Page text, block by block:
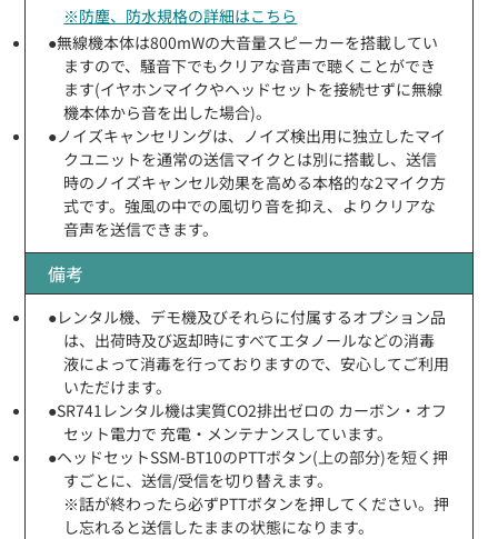
※防塵、防水規格の詳細はこちら
●無線機本体は800mWの大音量スピーカーを搭載してい
ますので、騒音下でもクリアな音声で聴くことができ
ます(イヤホンマイクやヘッドセットを接続せずに無線
機本体から音を出した場合)。
●ノイズキャンセリングは、ノイズ検出用に独立したマイ
クユニットを通常の送信マイクとは別に搭載し、送信
時のノイズキャンセル効果を高める本格的な2マイク方
式です。強風の中での風切り音を抑え、よりクリアな
音声を送信できます。
備考
●レンタル機、デモ機及びそれらに付属するオプション品
は、出荷時及び返却時にすべてエタノールなどの消毒
液によって消毒を行っておりますので、安心してご利用
いただけます。
●SR741レンタル機は実質CO2排出ゼロの カーボン・オフ
セット電力で 充電・メンテナンスしています。
●ヘッドセットSSM-BT10のPTTボタン(上の部分)を短く押
すごとに、送信/受信を切り替えます。
※話が終わったら必ずPTTボタンを押してください。押
し忘れると送信したままの状態になります。